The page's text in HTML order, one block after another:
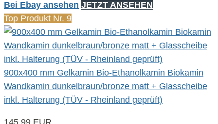
Bei Ebay ansehen JETZT ANSEHEN
Top Produkt Nr. 9
900x400 mm Gelkamin Bio-Ethanolkamin Biokamin
Wandkamin dunkelbraun/bronze matt + Glasscheibe
inkl. Halterung (TÜV - Rheinland geprüft)
145,99 EUR